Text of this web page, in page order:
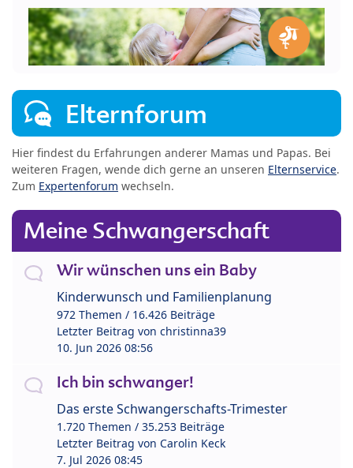
Elternforum
Hier findest du Erfahrungen anderer Mamas und Papas. Bei
weiteren Fragen, wende dich gerne an unseren Elternservice.
Zum Expertenforum wechseln.
Meine Schwangerschaft
Wir wünschen uns ein Baby
Kinderwunsch und Familienplanung
972 Themen / 16.426 Beiträge
Letzter Beitrag von christinna39
10. Jun 2026 08:56
Ich bin schwanger!
Das erste Schwangerschafts-Trimester
1.720 Themen / 35.253 Beiträge
Letzter Beitrag von Carolin Keck
7. Jul 2026 08:45